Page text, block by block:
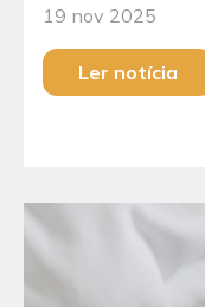
19 nov 2025
Ler notícia